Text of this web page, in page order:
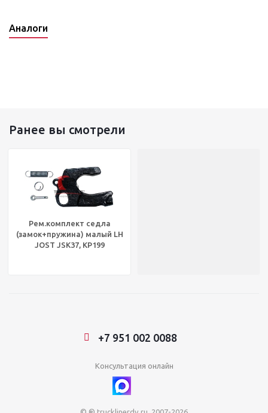
Аналоги
Ранее вы смотрели
Рем.комплект седла
(замок+пружина) малый LH
JOST JSK37, KP199
+7 951 002 0088
Консультация онлайн